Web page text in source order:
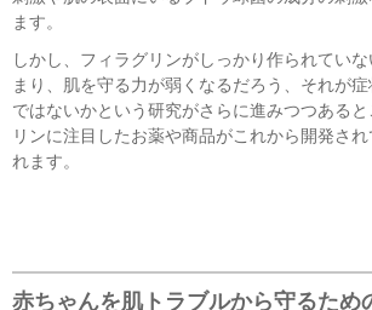
ます。
しかし、フィラグリンがしっかり作られてい
まり、肌を守る力が弱くなるだろう、それが
ではないかという研究がさらに進みつつある
リンに注目したお薬や商品がこれから開発さ
れます。
赤ちゃんを肌トラブルから守るため